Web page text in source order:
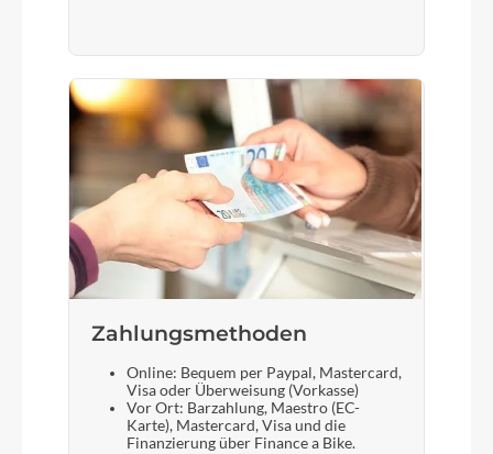
Zahlungsmethoden
Online: Bequem per Paypal, Mastercard,
Visa oder Überweisung (Vorkasse)
Vor Ort: Barzahlung, Maestro (EC-
Karte), Mastercard, Visa und die
Finanzierung über Finance a Bike.